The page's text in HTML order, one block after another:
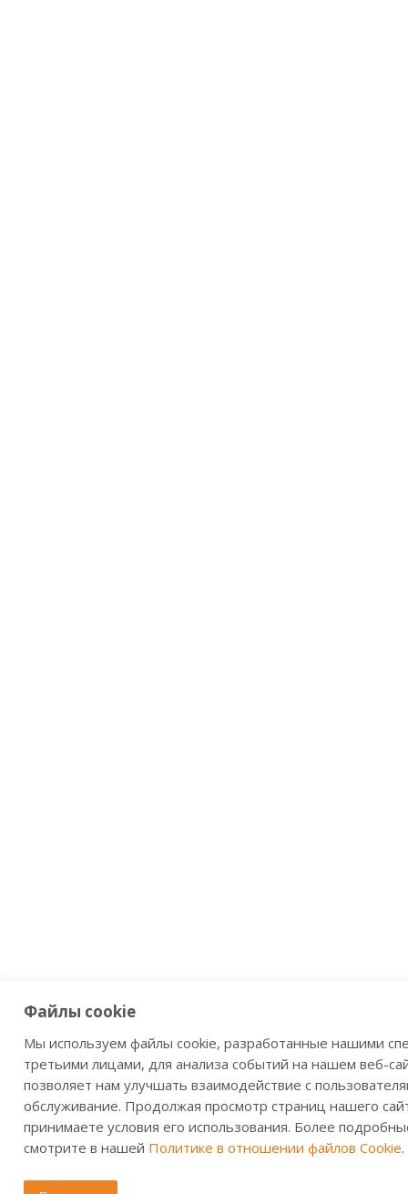
Файлы cookie
Мы используем файлы cookie, разработанные нашими
третьими лицами, для анализа событий на нашем веб-
позволяет нам улучшать взаимодействие с
обслуживание. Продолжая просмотр страниц нашего
принимаете условия его использования. Более
смотрите в нашей Политике в отношении файлов Cookie.